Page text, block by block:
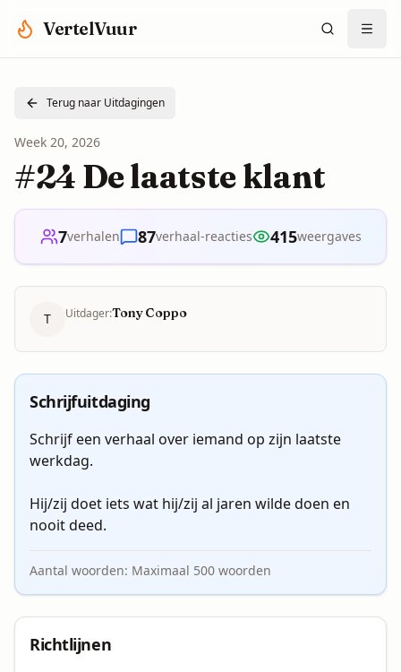
VertelVuur
Terug naar Uitdagingen
Week 20, 2026
#24 De laatste klant
7verhalen 87verhaal-reacties 415weergaves
T Uitdager:Tony Coppo
Schrijfuitdaging
Schrijf een verhaal over iemand op zijn laatste
werkdag.
Hij/zij doet iets wat hij/zij al jaren wilde doen en
nooit deed.
Aantal woorden: Maximaal 500 woorden
Richtlijnen